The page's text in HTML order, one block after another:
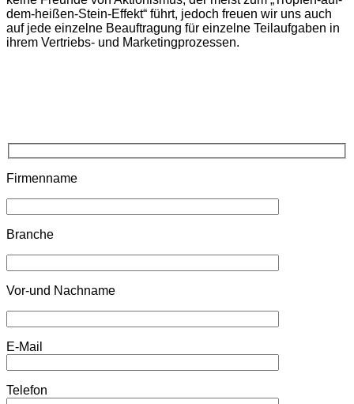
dem-heißen-Stein-Effekt“ führt, jedoch freuen wir uns auch
auf jede einzelne Beauftragung für einzelne Teilaufgaben in
ihrem Vertriebs- und Marketingprozessen.
Firmenname
Branche
Vor-und Nachname
E-Mail
Please leave this field empty.
Telefon